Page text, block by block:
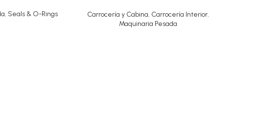
, Seals & O-Rings Carrocería y Cabina, Carrocería Interior,
Maquinaria Pesada